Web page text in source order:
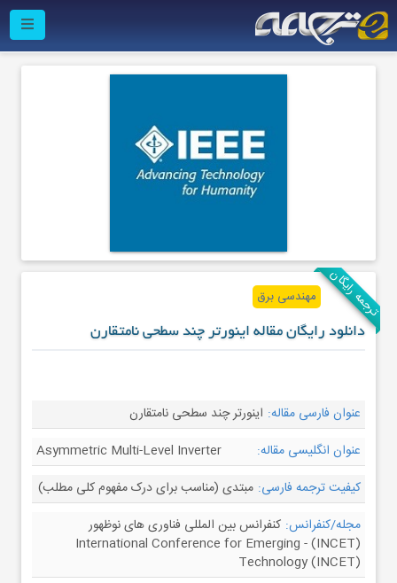
ترجمه رایگان مهندسی برق
دانلود رایگان مقاله اینورتر چند سطحی نامتقارن
عنوان فارسی مقاله: اینورتر چند سطحی نامتقارن
عنوان انگلیسی مقاله:
Asymmetric Multi-Level Inverter
کیفیت ترجمه فارسی: مبتدی (مناسب برای درک مفهوم کلی مطلب)
مجله/کنفرانس: کنفرانس بین المللی فناوری های نوظهور
(INCET) - International Conference for Emerging
Technology (INCET)